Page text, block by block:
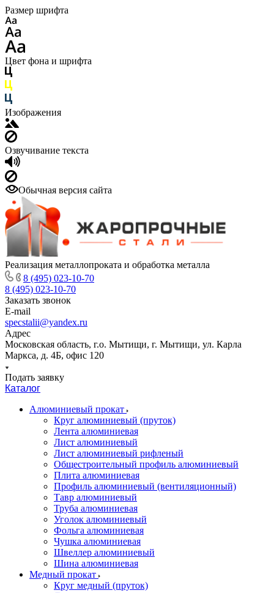
Размер шрифта
Цвет фона и шрифта
Изображения
Озвучивание текста
Обычная версия сайта
Реализация металлопроката и обработка металла
8 (495) 023-10-70
8 (495) 023-10-70
Заказать звонок
E-mail
specstalii@yandex.ru
Адрес
Московская область, г.о. Мытищи, г. Мытищи, ул. Карла
Маркса, д. 4Б, офис 120
Подать заявку
Каталог
Алюминиевый прокат
Круг алюминиевый (пруток)
Лента алюминиевая
Лист алюминиевый
Лист алюминиевый рифленый
Общестроительный профиль алюминиевый
Плита алюминиевая
Профиль алюминиевый (вентиляционный)
Тавр алюминиевый
Труба алюминиевая
Уголок алюминиевый
Фольга алюминиевая
Чушка алюминиевая
Швеллер алюминиевый
Шина алюминиевая
Медный прокат
Круг медный (пруток)